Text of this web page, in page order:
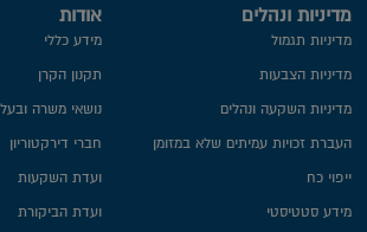
אודות
מידע כללי
תקנון הקרן
נושאי משרה
חברי דירקטוריון
ועדת השקעות
ועדת הביקורת
מדיניות ונהלים
מדיניות תגמול
מדיניות הצבעות
מדיניות השקעה ונהלים
העברת זכויות עמיתים שלא במזומן
ייפוי כח
מידע סטטיסטי